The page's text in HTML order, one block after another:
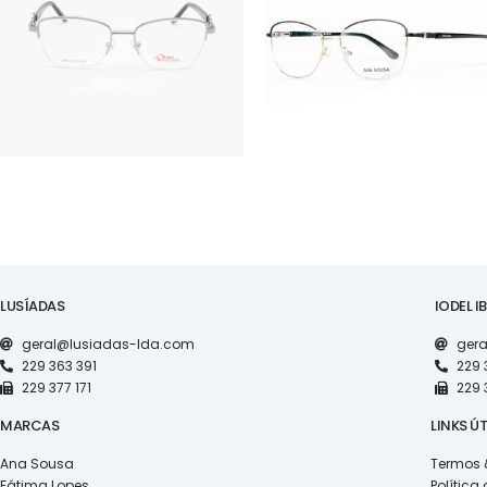
LUSÍADAS
geral@lusiadas-lda.com
229 363 391
229 377 171
IODEL
229
229
MARCAS
Ana Sousa
LINKS
Termos